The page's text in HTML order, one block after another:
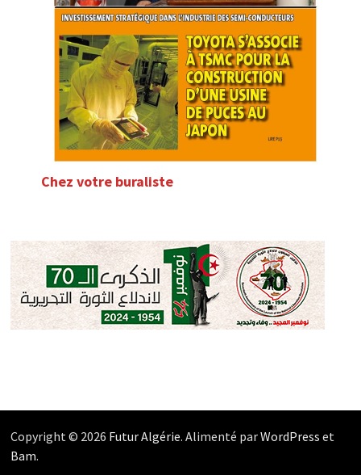
Chez votre buraliste
Copyright © 2026 Futur Algérie. Alimenté parWordPress et
Bam.